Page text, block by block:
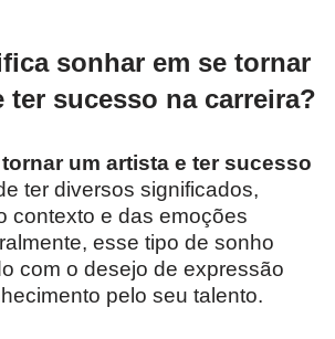
sonhar em se tornar
ter sucesso na carreira?
um artista e ter sucesso
ter diversos significados,
contexto e das emoções
esse tipo de sonho
com o desejo de expressão
pelo seu talento.